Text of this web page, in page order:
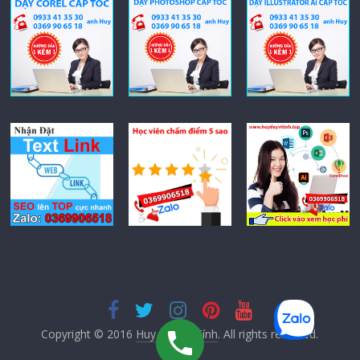
Copyright © 2016 Huy Dạy Vi Tính. All rights reserved.